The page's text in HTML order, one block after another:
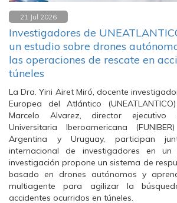
21 Jul 2026
Investigadores de
un estudio sobre drones
las operaciones de rescate en
túneles
La Dra. Yini Airet Miró, docente
Europea del Atlántico
Marcelo Alvarez, director
Universitaria Iberoamericana
Argentina y Uruguay, participan
internacional de investigadores en
investigación propone un sistema de
basado en drones autónomos y
multiagente para agilizar la
accidentes ocurridos en túneles.